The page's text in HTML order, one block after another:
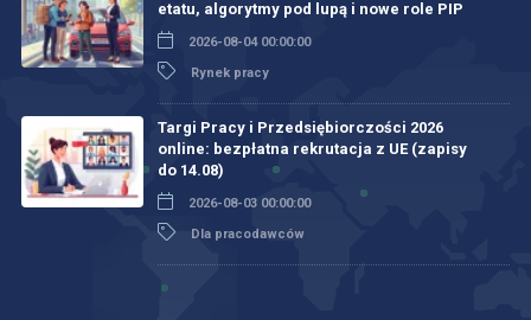
etatu, algorytmy pod lupą i nowe role PIP
2026-08-04 00:00:00
Rynek pracy
Targi Pracy i Przedsiębiorczości 2026
online: bezpłatna rekrutacja z UE (zapisy
do 14.08)
2026-08-03 00:00:00
Dla pracodawców